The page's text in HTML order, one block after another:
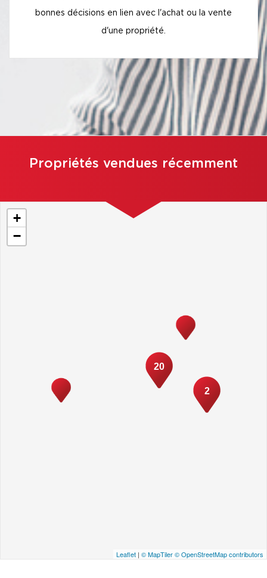
bonnes décisions en lien avec l'achat ou la vente
d'une propriété.
Propriétés vendues récemment
2
20
+
−
Leaflet | © MapTiler© OpenStreetMap contributors